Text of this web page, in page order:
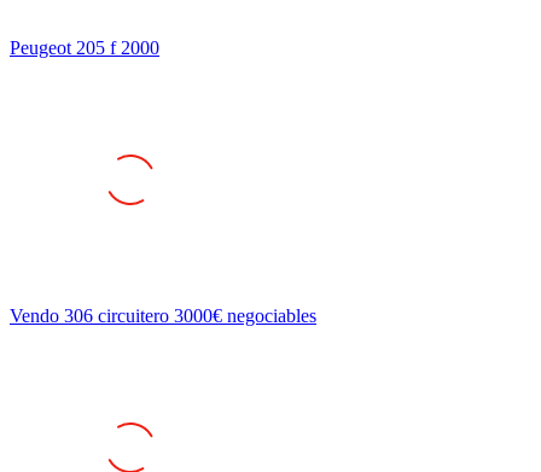
Peugeot 205 f 2000
Vendo 306 circuitero 3000€ negociables